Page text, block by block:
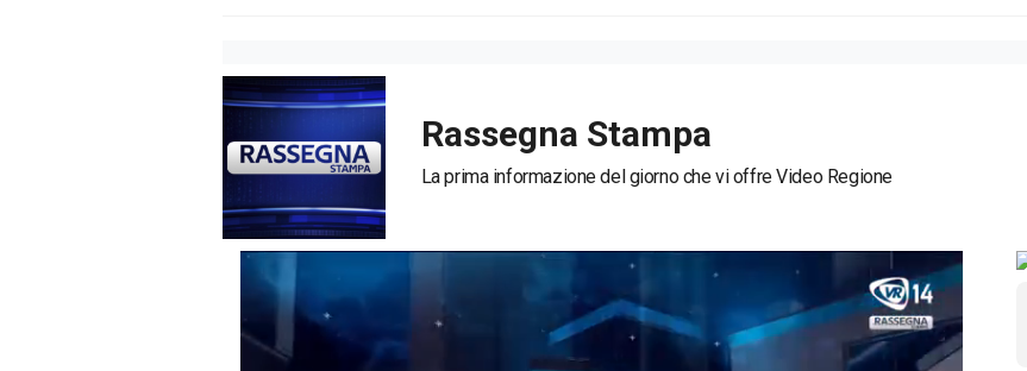
Rassegna Stampa
La prima informazione del giorno che vi offre Video Regione